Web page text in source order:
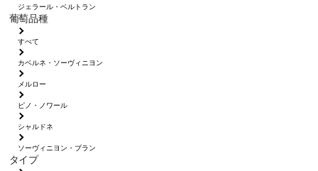
ジェラール・ベルトラン
葡萄品種
すべて
カベルネ・ソーヴィニヨン
メルロー
ピノ・ノワール
シャルドネ
ソーヴィニヨン・ブラン
タイプ